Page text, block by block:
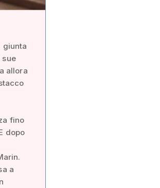
giunta
sue
allora
fino
dopo
a